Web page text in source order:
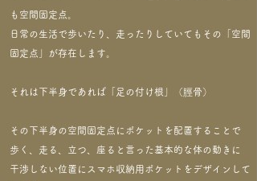
も空間固定点。
日常の生活で歩いたり、走ったりしていてもその「空間
固定点」が存在します。
それは下半身であれば「足の付け根」（脛骨）
その下半身の空間固定点にポケットを配置することで
歩く、走る、立つ、座ると言った基本的な体の動きに
干渉しない位置にスマホ収納用ポケットをデザインして